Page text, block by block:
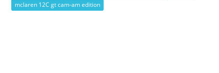
mclaren 12C gt cam-am edition